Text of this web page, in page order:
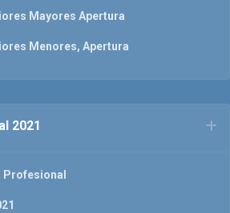
Mayores Apertura
Menores, Apertura
2021
Profesional